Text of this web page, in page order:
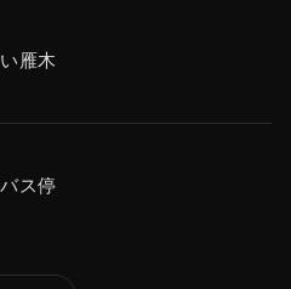
雁木
ス停